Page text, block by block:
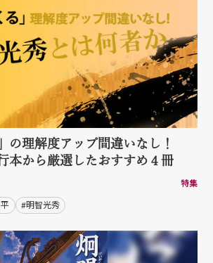
の理解度アップ間違いなし！
本から厳選したおすすめ４冊
特集
#明智光秀